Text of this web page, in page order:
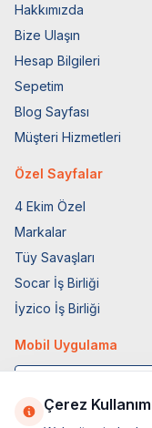
Hakkımızda
Bize Ulaşın
Hesap Bilgileri
Sepetim
Blog Sayfası
Müşteri Hizmetleri
Özel Sayfalar
4 Ekim Özel
Markalar
Tüy Savaşları
Socar İş Birliği
İyzico İş Birliği
Mobil Uygulama
Çerez